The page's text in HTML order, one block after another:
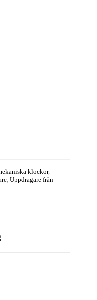
klockor,
, Uppdragare från